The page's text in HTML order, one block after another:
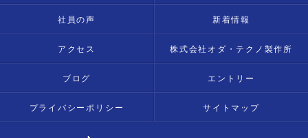
社員の声 新着情報
アクセス 株式会社オダ・テクノ製作所
ブログ エントリー
プライバシーポリシー サイトマップ